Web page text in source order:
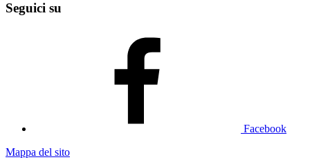
Seguici su
Facebook
Mappa del sito